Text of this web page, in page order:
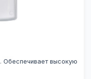
Обеспечивает высокую